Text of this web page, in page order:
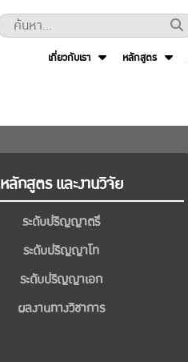
เกี่ยวกับเรา
หลักสูตร
หลักสูตร และงานวิจัย
ระดับปริญญาตรี
ระดับปริญญาโท
ระดับปริญญาเอก
ผลงานทางวิชาการ